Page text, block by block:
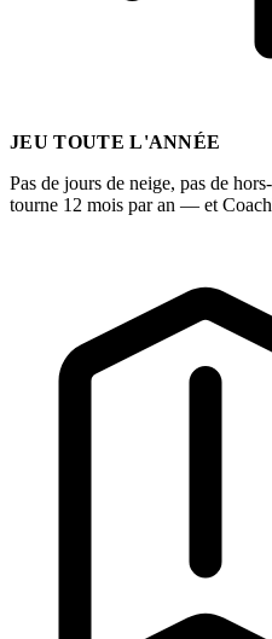
JEU TOUTE L'ANNÉE
Pas de jours de neige, pas de
tourne 12 mois par an — et